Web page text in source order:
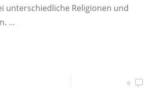
unterschiedliche Religionen und
...
0